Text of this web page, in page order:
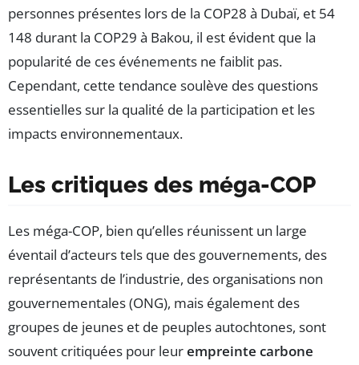
personnes présentes lors de la COP28 à Dubaï, et 54
148 durant la COP29 à Bakou, il est évident que la
popularité de ces événements ne faiblit pas.
Cependant, cette tendance soulève des questions
essentielles sur la qualité de la participation et les
impacts environnementaux.
Les critiques des méga-COP
Les méga-COP, bien qu’elles réunissent un large
éventail d’acteurs tels que des gouvernements, des
représentants de l’industrie, des organisations non
gouvernementales (ONG), mais également des
groupes de jeunes et de peuples autochtones, sont
souvent critiquées pour leurempreinte carbone